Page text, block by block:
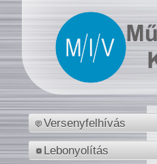
Versenyfelhívás
Lebonyolítás